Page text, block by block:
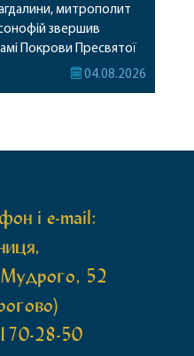
митрополит
звершив
Покрови Пресвятої
благочиння.
04.08.2026
і e-mail:
Мудрого, 52
28-50